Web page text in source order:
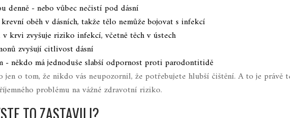
denně - nebo vůbec nečistí pod dásní
oběh v dásních, takže tělo nemůže bojovat s infekcí
krvi zvyšuje riziko infekcí, včetně těch v ústech
zvyšují citlivost dásní
někdo má jednoduše slabší odpornost proti parodontitidě
o tom, že nikdo vás neupozornil, že potřebujete hlubší čištění. A to je právě
problému na vážné zdravotní riziko.
TO ZASTAVILI?